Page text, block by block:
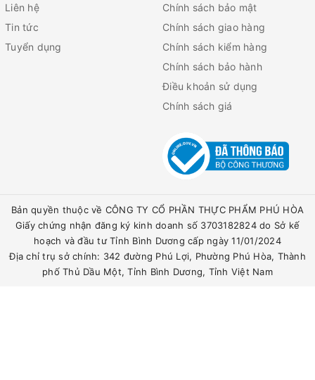
Liên hệ
Tin tức
Tuyển dụng
Chính sách bảo mật
Chính sách giao hàng
Chính sách kiểm hàng
Chính sách bảo hành
Điều khoản sử dụng
Chính sách giá
Bản quyền thuộc về CÔNG TY CỔ PHẦN THỰC PHẨM PHÚ HÒA
Giấy chứng nhận đăng ký kinh doanh số 3703182824 do Sở kế
hoạch và đầu tư Tỉnh Bình Dương cấp ngày 11/01/2024
Địa chỉ trụ sở chính: 342 đường Phú Lợi, Phường Phú Hòa, Thành
phố Thủ Dầu Một, Tỉnh Bình Dương, Tỉnh Việt Nam